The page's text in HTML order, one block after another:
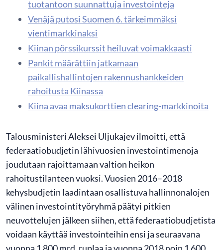
tuotantoon suunnattuja investointeja
Venäjä putosi Suomen 6. tärkeimmäksi
vientimarkkinaksi
Kiinan pörssikurssit heiluvat voimakkaasti
Pankit määrättiin jatkamaan
paikallishallintojen rakennushankkeiden
rahoitusta Kiinassa
Kiina avaa maksukorttien clearing-markkinoita
Talousministeri Aleksei Uljukajev ilmoitti, että
federaatiobudjetin lähivuosien investointimenoja
joudutaan rajoittamaan valtion heikon
rahoitustilanteen vuoksi. Vuosien 2016–2018
kehysbudjetin laadintaan osallistuva hallinnonalojen
välinen investointityöryhmä päätyi pitkien
neuvottelujen jälkeen siihen, että federaatiobudjetista
voidaan käyttää investointeihin ensi ja seuraavana